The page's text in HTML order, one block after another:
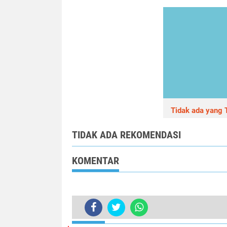
Tidak ada yang
TIDAK ADA REKOMENDASI
KOMENTAR
Desa Sidamukti Kecamatan
TERKINI